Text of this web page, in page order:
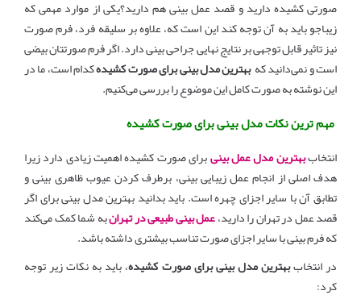
صورتی کشیده دارید و قصد عمل بینی هم دارید؟یکی از موارد مهمی که
زیباجو باید به آن توجه کند این است که، علاوه بر سلیقه فرد، فرم صورت
نیز تاثیر قابل توجهی بر نتایج نهایی جراحی بینی دارد. اگر فرم صورتتان بیضی
است و نمی‌دانید کهبهترین مدل بینی برای صورت کشیدهکدام است، ما در
این نوشته به صورت کامل این موضوع را بررسی می‌کنیم.
مهم ترین نکات مدل بینی برای صورت کشیده
انتخاببهترین مدل عمل بینیبرای صورت کشیده اهمیت زیادی دارد زیرا
هدف اصلی از انجام عمل زیبایی بینی، برطرف کردن عیوب ظاهری بینی و
تطابق آن با سایر اجزای چهره است. باید بدانید بهترین مدل بینی برای اگر
قصد عمل در تهران را دارید،عمل بینی طبیعی در تهرانبه شما کمک می‌کند
که فرم بینی با سایر اجزای صورت تناسب بیشتری داشته باشد.
در انتخاببهترین مدل بینی برای صورت کشیده، باید به نکات زیر توجه
کرد: